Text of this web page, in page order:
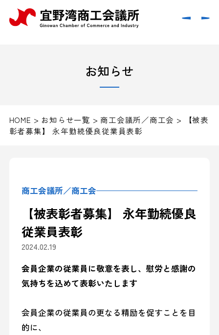
お知らせ
HOME > お知らせ一覧 > 商工会議所／商工会 >
【被表
彰者募集】 永年勤続優良従業員表彰
商工会議所／商工会
【被表彰者募集】 永年勤続優良
従業員表彰
2024.02.19
会員企業の従業員に敬意を表し、慰労と感謝の
気持ちを込めて表彰いたします
会員企業の従業員の更なる精励を促すことを目
的に、